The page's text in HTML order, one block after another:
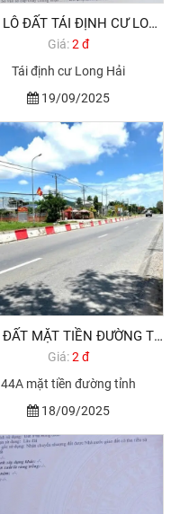
BÁN LÔ ĐẤT TÁI ĐỊNH CƯ LONG HẢI GẦN BIỂN TRUNG TÂM NGANG 6M , LONG ĐIỀN , BÀ RỊA VŨNG TÀU.
Giá:2 đ
Tái định cư Long Hải
19/09/2025
BÁN ĐẤT MẶT TIỀN ĐƯỜNG TỈNH LỘ 44A LONG ĐẤT BRVT CŨ
Giá:2 đ
44A mặt tiền đường tỉnh
18/09/2025